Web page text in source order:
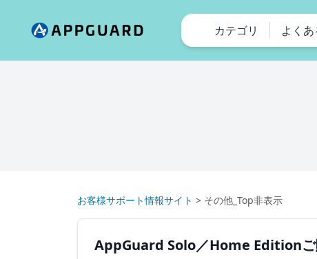
カテゴリ よく
お客様サポート情報サイト > その他_Top非表示
AppGuard Solo／Home Editionご